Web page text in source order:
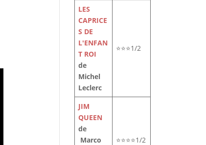
LES
CAPRICE
S DE
L'ENFAN
T ROI
de
Michel
Leclerc
⭐⭐⭐1/2
JIM
QUEEN
de
Marco
⭐⭐⭐⭐1/2